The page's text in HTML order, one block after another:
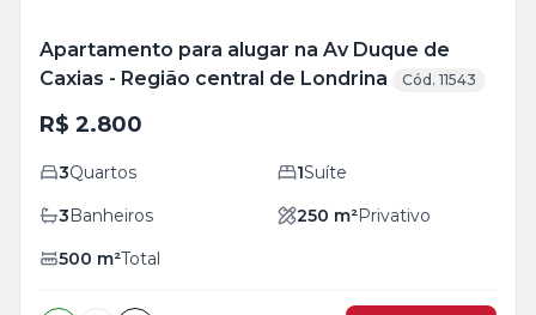
Apartamento para alugar na Av Duque de
Caxias - Região central de Londrina
Cód. 11543
R$ 2.800
3Quartos 1Suíte
3Banheiros 250 m²Privativo
500 m²Total